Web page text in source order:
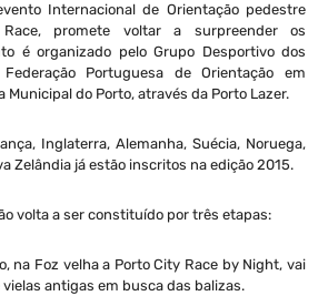
Internacional de Orientação pedestre
promete voltar a surpreender os
é organizado pelo Grupo Desportivo dos
Portuguesa de Orientação em
Municipal do Porto, através da Porto Lazer.
Inglaterra, Alemanha, Suécia, Noruega,
Zelândia já estão inscritos na edição 2015.
volta a ser constituído por três etapas:
na Foz velha a Porto City Race by Night, vai
antigas em busca das balizas.